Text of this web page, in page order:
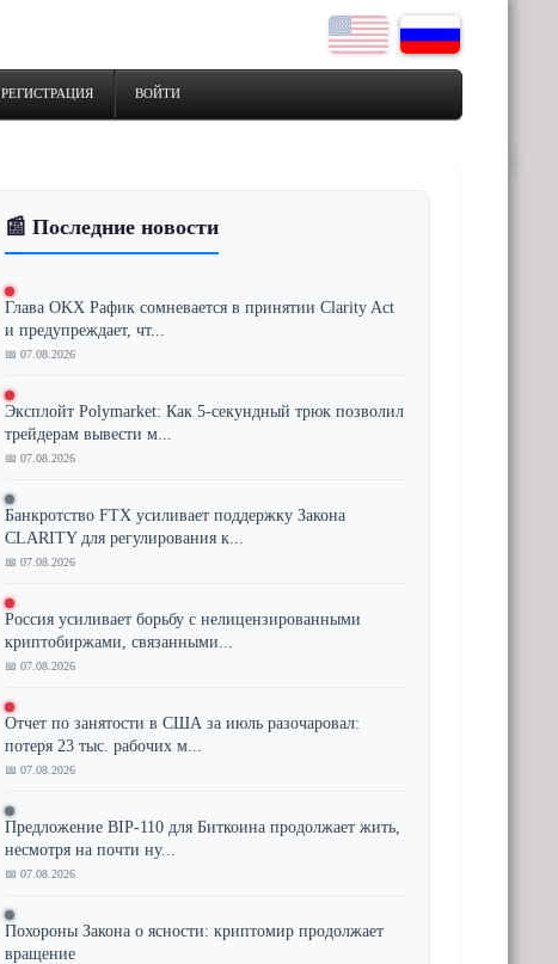
РЕГИСТРАЦИЯ ВОЙТИ
📰 Последние новости
Глава OKX Рафик сомневается в принятии Clarity Act
и предупреждает, чт...
📅 07.08.2026
Эксплойт Polymarket: Как 5-секундный трюк позволил
трейдерам вывести м...
📅 07.08.2026
Банкротство FTX усиливает поддержку Закона
CLARITY для регулирования к...
📅 07.08.2026
Россия усиливает борьбу с нелицензированными
криптобиржами, связанными...
📅 07.08.2026
Отчет по занятости в США за июль разочаровал:
потеря 23 тыс. рабочих м...
📅 07.08.2026
Предложение BIP-110 для Биткоина продолжает жить,
несмотря на почти ну...
📅 07.08.2026
Похороны Закона о ясности: криптомир продолжает
вращение